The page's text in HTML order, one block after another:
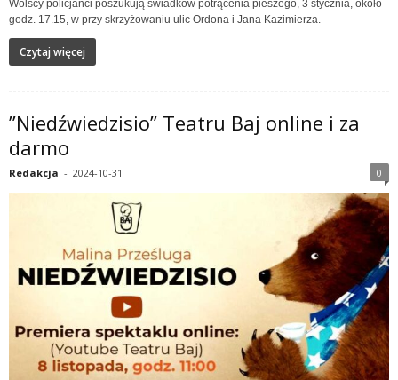
Wolscy policjanci poszukują świadków potrącenia pieszego, 3 stycznia, około
godz. 17.15, w przy skrzyżowaniu ulic Ordona i Jana Kazimierza.
Czytaj więcej
”Niedźwiedzisio” Teatru Baj online i za
darmo
Redakcja - 2024-10-31 0